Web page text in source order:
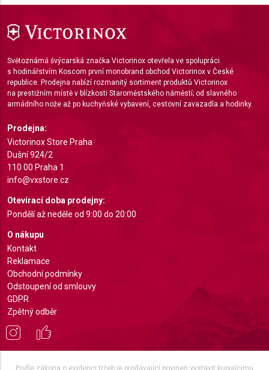
Světoznámá švýcarská značka Victorinox otevřela ve spolupráci
s hodinářstvím Koscom první monobrand obchod Victorinox v České
republice. Prodejna nabízí rozmanitý sortiment produktů Victorinox
na prestižním místě v blízkosti Staroměstského náměstí; od slavného
armádního nože až po kuchyňské vybavení, cestovní zavazadla a hodinky.
Prodejna:
Victorinox Store Praha
Dušní 924/2
110 00 Praha 1
info@vxstore.cz
Otevírací doba prodejny:
Pondělí až neděle od 9:00 do 20:00
O nákupu
Kontakt
Reklamace
Obchodní podmínky
Odstoupení od smlouvy
GDPR
Zpětný odběr
Podle zákona o evidenci tržeb je prodávající povinen vystavit kupujícímu
IAB Special Features:
Use precise geolocation data
Identify devices based on information actively
Non-IAB processing purposes:
Necessary
Performance
Functional
Advertising